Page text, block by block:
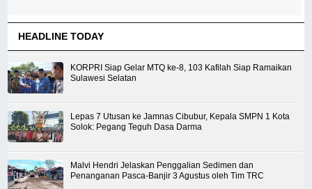
HEADLINE TODAY
KORPRI Siap Gelar MTQ ke-8, 103 Kafilah Siap Ramaikan
Sulawesi Selatan
Lepas 7 Utusan ke Jamnas Cibubur, Kepala SMPN 1 Kota
Solok: Pegang Teguh Dasa Darma
Malvi Hendri Jelaskan Penggalian Sedimen dan
Penanganan Pasca-Banjir 3 Agustus oleh Tim TRC